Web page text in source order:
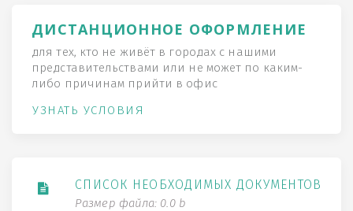
ДИСТАНЦИОННОЕ ОФОРМЛЕНИЕ
для тех, кто не живёт в городах с нашими
представительствами или не может по каким-
либо причинам прийти в офис
УЗНАТЬ УСЛОВИЯ
СПИСОК НЕОБХОДИМЫХ ДОКУМЕНТОВ
Размер файла: 0.0 b